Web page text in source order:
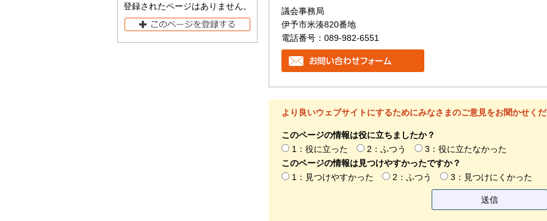
登録されたページはありません。
議会事務局
伊予市米湊820番地
電話番号：089-982-6551
より良いウェブサイトにするためにみなさまのご意見をお聞かせく
このページの情報は役に立ちましたか？
1：役に立った
2：ふつう
3：役に立たなかった
このページの情報は見つけやすかったですか？
1：見つけやすかった
2：ふつう 3：見つけにくかった